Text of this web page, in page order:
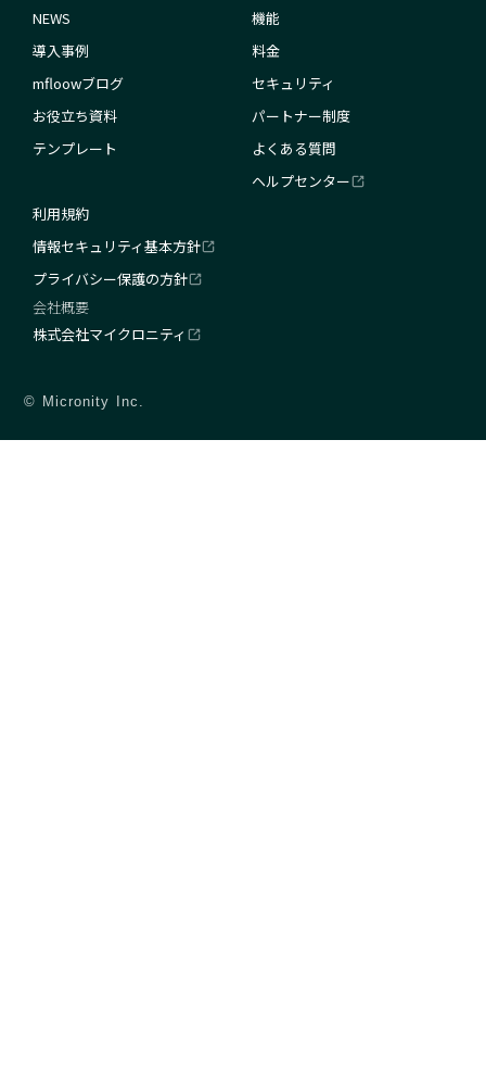
NEWS
導入事例
mfloowブログ
お役立ち資料
テンプレート
機能
料金
セキュリティ
パートナー制度
よくある質問
ヘルプセンター
利用規約
情報セキュリティ基本方針
プライバシー保護の方針
会社概要
株式会社マイクロニティ
© Micronity Inc.